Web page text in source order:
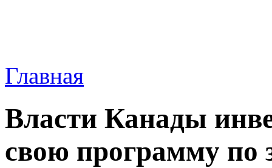
Главная
Власти Канады
свою программу по